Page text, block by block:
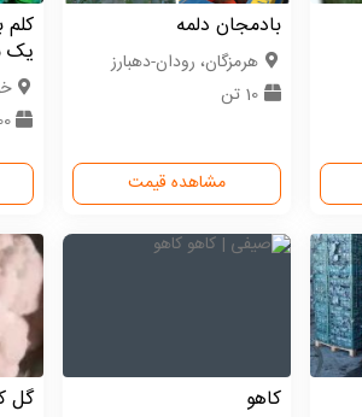
بادمجان دلمه
هرمزگان، رودان-دهبارز
10 تن
مشاهده قیمت
یک
کاهو گل